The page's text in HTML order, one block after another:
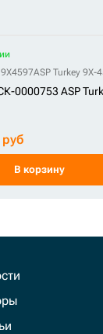
3051ASP Turkey 9X-
0000753 ASP
руб
В корзину